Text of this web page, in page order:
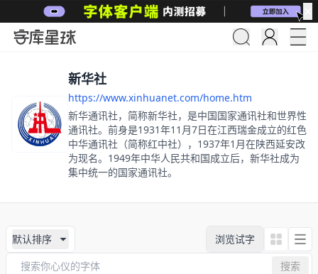
新华社
https://www.xinhuanet.com/home.htm
新华通讯社，简称新华社，是中国国家通讯社和世界性
通讯社。前身是1931年11月7日在江西瑞金成立的红色
中华通讯社（简称红中社），1937年1月在陕西延安改
为现名。1949年中华人民共和国成立后，新华社成为
集中统一的国家通讯社。
默认排序
浏览试字
搜索